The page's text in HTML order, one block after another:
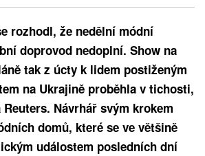
rozhodl, že nedělní módní
doprovod nedoplní. Show na
tak z úcty k lidem postiženým
na Ukrajině proběhla v tichosti,
Reuters. Návrhář svým krokem
domů, které se ve většině
událostem posledních dní